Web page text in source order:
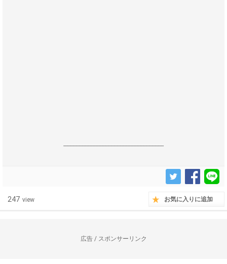
------------------------------------------------------------------
247 view お気に入りに追加
広告 / スポンサーリンク